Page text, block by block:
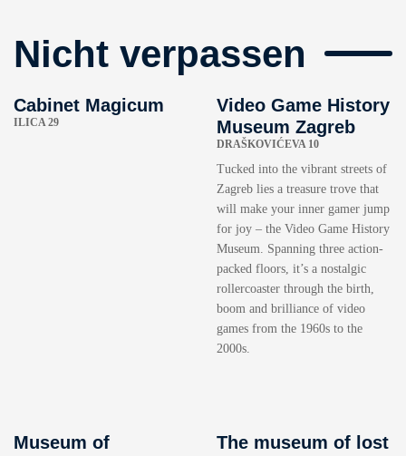
Nicht verpassen
Cabinet Magicum
ILICA 29
Video Game History
Museum Zagreb
DRAŠKOVIĆEVA 10
Tucked into the vibrant streets of
Zagreb lies a treasure trove that
will make your inner gamer jump
for joy – the Video Game History
Museum. Spanning three action-
packed floors, it’s a nostalgic
rollercoaster through the birth,
boom and brilliance of video
games from the 1960s to the
2000s.
Museum of
The museum of lost